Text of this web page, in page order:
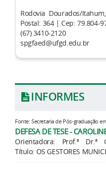
Rodovia Dourados/
Postal: 364 | Cep: 79.804-
(67) 3410-2120
spgfaed@ufgd.edu.br
INFORMES
Fonte: Secretaria de Pós-graduação
DEFESA DE TESE -
Orientadora: Prof.ª Dr.ª
Título: OS GESTORES